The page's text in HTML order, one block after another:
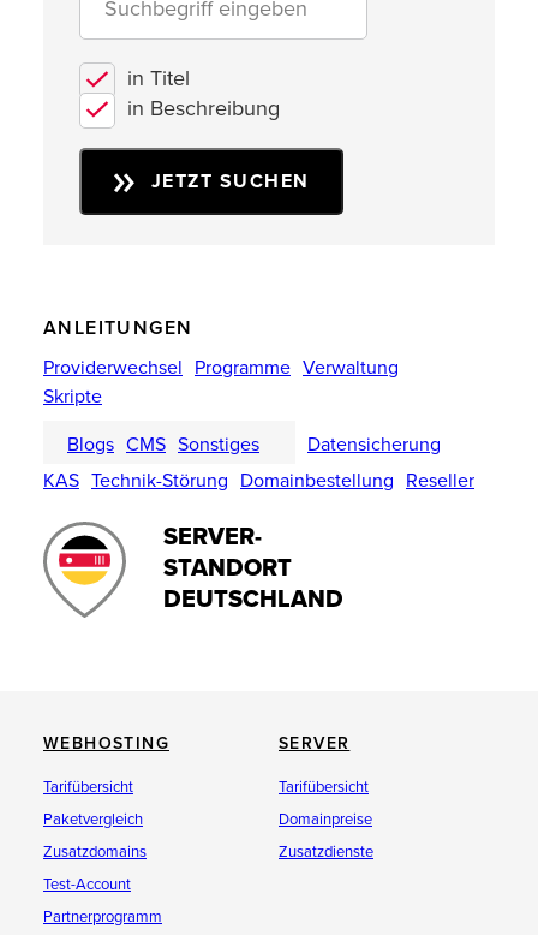
in Titel
in Beschreibung
JETZT SUCHEN
ANLEITUNGEN
Providerwechsel Programme Verwaltung
Skripte
Blogs CMS Sonstiges
Datensicherung
KAS Technik-Störung Domainbestellung Reseller
SERVER-
STANDORT
DEUTSCHLAND
WEBHOSTING
Tarifübersicht
Paketvergleich
Zusatzdomains
Test-Account
Partnerprogramm
SERVER
Tarifübersicht
Domainpreise
Zusatzdienste